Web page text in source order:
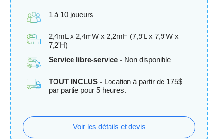
1 à 10 joueurs
2,4mL x 2,4mW x 2,2mH (7,9'L x 7,9'W x
7,2'H)
Service libre-service - Non disponible
TOUT INCLUS - Location à partir de 175$
par partie pour 5 heures.
Voir les détails et devis